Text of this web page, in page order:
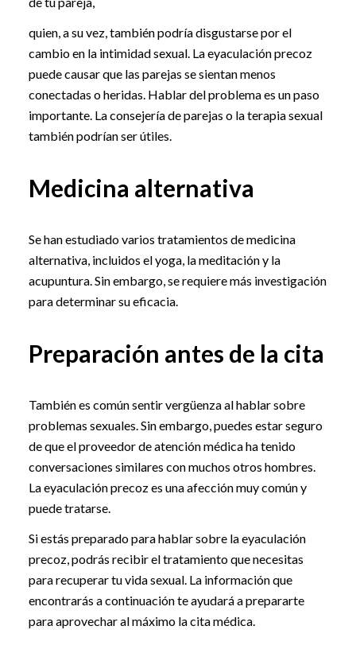
quien, a su vez, también podría disgustarse por el
cambio en la intimidad sexual. La eyaculación precoz
puede causar que las parejas se sientan menos
conectadas o heridas. Hablar del problema es un paso
importante. La consejería de parejas o la terapia sexual
también podrían ser útiles.
Medicina alternativa
Se han estudiado varios tratamientos de medicina
alternativa, incluidos el yoga, la meditación y la
acupuntura. Sin embargo, se requiere más investigación
para determinar su eficacia.
Preparación antes de la cita
También es común sentir vergüenza al hablar sobre
problemas sexuales. Sin embargo, puedes estar seguro
de que el proveedor de atención médica ha tenido
conversaciones similares con muchos otros hombres.
La eyaculación precoz es una afección muy común y
puede tratarse.
Si estás preparado para hablar sobre la eyaculación
precoz, podrás recibir el tratamiento que necesitas
para recuperar tu vida sexual. La información que
encontrarás a continuación te ayudará a prepararte
para aprovechar al máximo la cita médica.